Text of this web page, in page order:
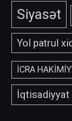
Siyasət
Yol patrul
İCRA
İqtisadiyyat